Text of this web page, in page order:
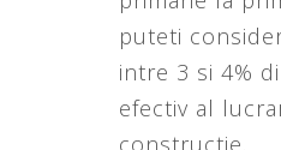
puteti
intre 3 si 4%
efectiv al
constructie.